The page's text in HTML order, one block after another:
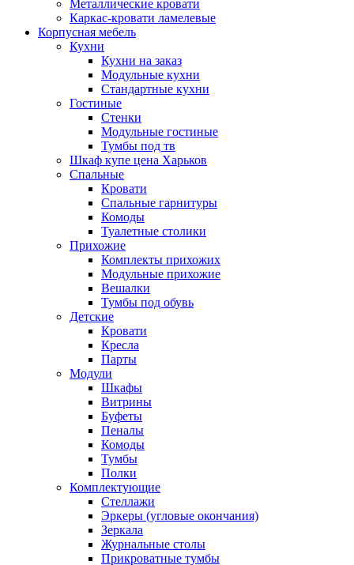
Металлические кровати
Каркас-кровати ламелевые
Корпусная мебель
Кухни
Кухни на заказ
Модульные кухни
Стандартные кухни
Гостиные
Стенки
Модульные гостиные
Тумбы под тв
Шкаф купе цена Харьков
Спальные
Кровати
Спальные гарнитуры
Комоды
Туалетные столики
Прихожие
Комплекты прихожих
Модульные прихожие
Вешалки
Тумбы под обувь
Детские
Кровати
Кресла
Парты
Модули
Шкафы
Витрины
Буфеты
Пеналы
Комоды
Тумбы
Полки
Комплектующие
Стеллажи
Эркеры (угловые окончания)
Зеркала
Журнальные столы
Прикроватные тумбы